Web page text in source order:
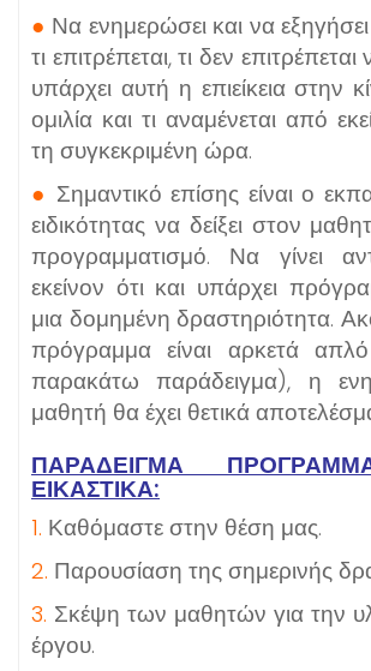
● Να ενημερώσει και να
τι επιτρέπεται, τι δεν επιτρέπεται
υπάρχει αυτή η επιείκεια στην
ομιλία και τι αναμένεται από
τη συγκεκριμένη ώρα.
● Σημαντικό επίσης είναι ο
ειδικότητας να δείξει στον
προγραμματισμό. Να γίνει
εκείνον ότι και υπάρχει
μια δομημένη δραστηριότητα.
πρόγραμμα είναι αρκετά
παρακάτω παράδειγμα), η
μαθητή θα έχει θετικά
ΠΑΡΆΔΕΙΓΜΑ
ΕΙΚΑΣΤΙΚΆ:
1. Καθόμαστε στην θέση μας.
2. Παρουσίαση της σημερινής
3. Σκέψη των μαθητών για την
έργου.